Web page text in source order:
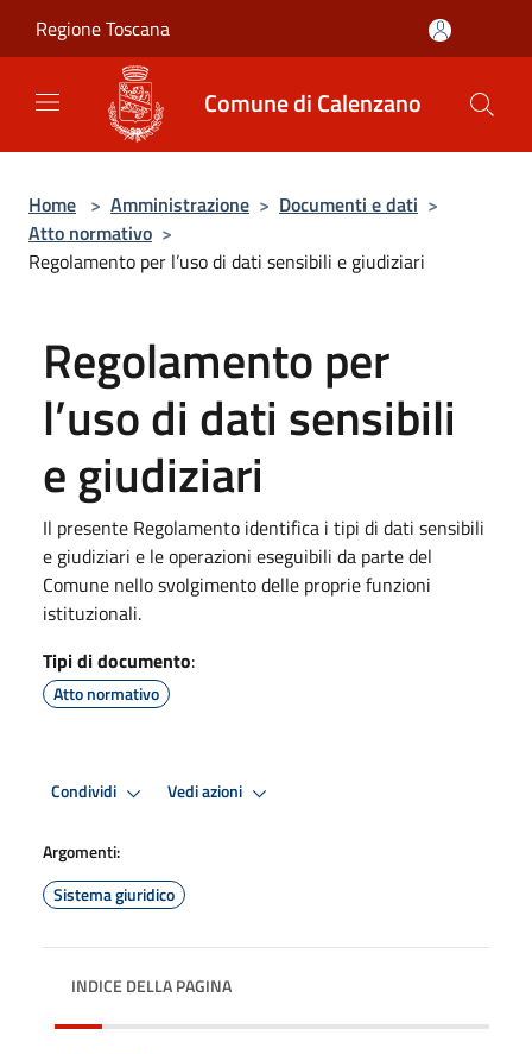
Regione Toscana
Comune di Calenzano
Home > Amministrazione > Documenti e dati >
Atto normativo >
Regolamento per l’uso di dati sensibili e giudiziari
Regolamento per
l’uso di dati sensibili
e giudiziari
Il presente Regolamento identifica i tipi di dati sensibili
e giudiziari e le operazioni eseguibili da parte del
Comune nello svolgimento delle proprie funzioni
istituzionali.
Tipi di documento:
Atto normativo
Condividi Vedi azioni
Argomenti:
Sistema giuridico
INDICE DELLA PAGINA